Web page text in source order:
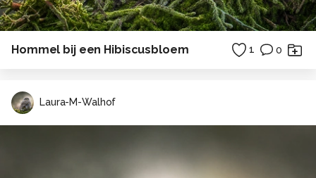
Hommel bij een Hibiscusbloem 1 0
Laura-M-Walhof